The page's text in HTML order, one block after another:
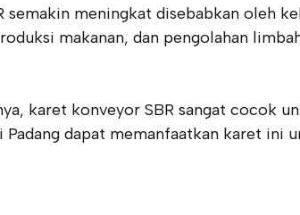
semakin meningkat disebabkan oleh
makanan, dan pengolahan
karet konveyor SBR sangat cocok
dapat memanfaatkan karet